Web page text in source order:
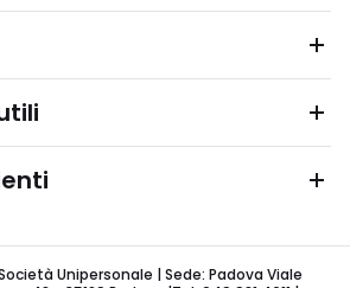
Società Unipersonale | Sede: Padova Viale